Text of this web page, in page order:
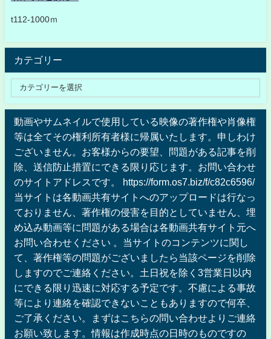
t112-1000ｍ
カテゴリー
動画やサムネイルで使用している映像の著作権や肖像権
等は全てその権利所有者様に帰属いたします。申しわけ
ございません。お客様からの要望、問題がある記事を削
除、送信防止措置にできる限り応じます。お問い合わせ
のサイトアドレスです。 https://form.os7.biz/f/c82c6596/
当サイトは各動画共有サイトへのアップロードは行なっ
ておりません、著作権の侵害を目的としていません、埋
め込み動画等に問題がある場合は各動画共有サイト元へ
お問い合わせください 。当サイトのコンテンツに関し
て、著作権等の問題がございましたら当該ページを削除
しますのでご連絡ください。土日祝を除く3営業日以内
にできる限り迅速に対応する予定です。不慮による事故
等により連絡を確認できないこともありますので何卒、
ご了承ください。まずはこちらの問い合わせよりご連絡
お願い致します。情報は作成時点の日時のものですの